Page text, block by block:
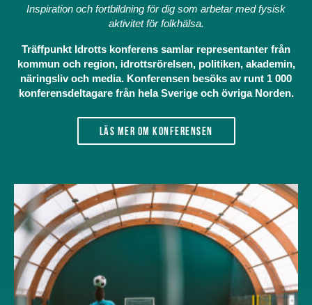
Inspiration och fortbildning för dig som arbetar med fysisk
aktivitet för folkhälsa.
Träffpunkt Idrotts konferens samlar representanter från
kommun och region, idrottsrörelsen, politiken, akademin,
näringsliv och media. Konferensen besöks av runt 1 000
konferensdeltagare från hela Sverige och övriga Norden.
Läs mer om konferensen